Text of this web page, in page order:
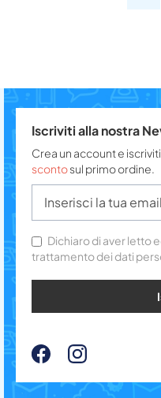
Iscriviti alla nostra
Crea un account e
scontosul primo ordine.
Dichiaro di aver letto
trattamento dei dati